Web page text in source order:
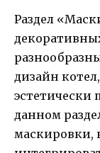
Раздел
дизайн
эстетически
данном
маскировки,